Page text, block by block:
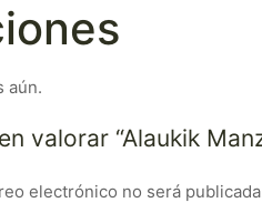
aún.
valorar “Alaukik
electrónico no será